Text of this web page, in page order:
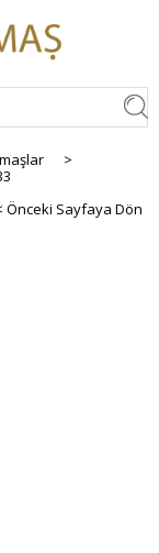
>
Önceki Sayfaya Dön